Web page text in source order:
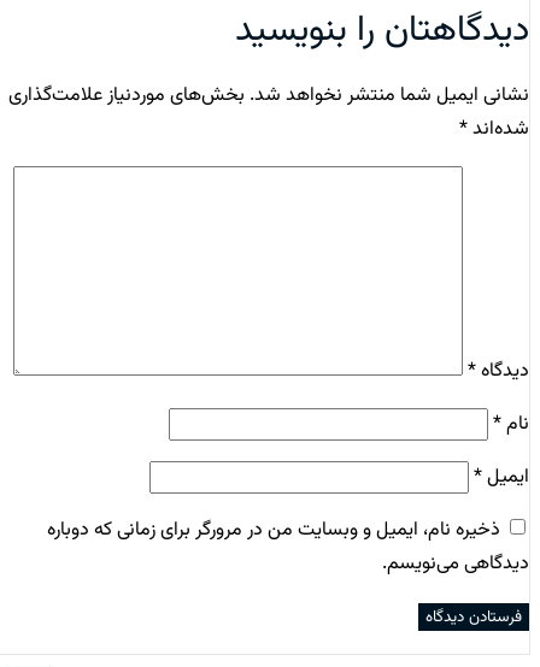
دیدگاهتان را بنویسید
نشانی ایمیل شما منتشر نخواهد شد.بخش‌های موردنیاز علامت‌گذاری
شده‌اند*
دیدگاه*
نام*
ایمیل*
ذخیره نام، ایمیل و وبسایت من در مرورگر برای زمانی که دوباره
دیدگاهی می‌نویسم.